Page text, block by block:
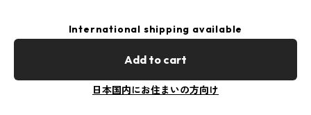
International shipping available
Add to cart
日本国内にお住まいの方向け